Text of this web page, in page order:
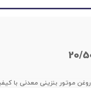
روغن موتور بنزینی معدنی با